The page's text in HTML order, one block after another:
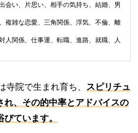
会い、片思い、相手の気持ち、結婚、男
複雑な恋愛、三角関係、浮気、不倫、離
人関係、仕事運、転職、進路、就職、人
寺院で生まれ育ち、
スピリチュ
、 その的中率とアドバイスの
ています。